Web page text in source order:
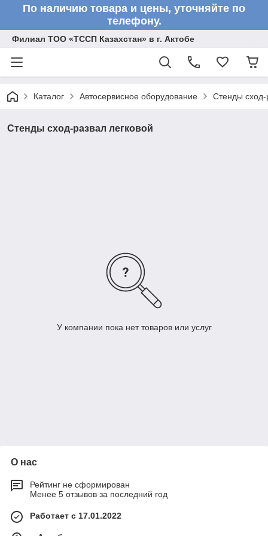
По наличию товара и цены, уточняйте по
телефону.
Филиал ТОО «ТССП Казахстан» в г. Актобе
Каталог Автосервисное оборудование Стенды сход-
Стенды сход-развал легковой
У компании пока нет товаров или услуг
О нас
Рейтинг не сформирован
Менее 5 отзывов за последний год
Работает с 17.01.2022